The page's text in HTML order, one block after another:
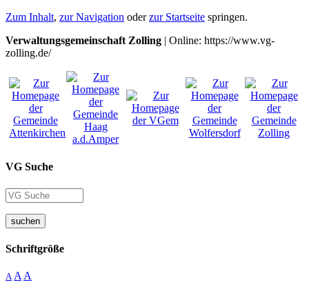
Zum Inhalt, zur Navigation oderzur Startseite springen.
Verwaltungsgemeinschaft Zolling | Online: https://www.vg-
zolling.de/
VG Suche
suchen
Schriftgröße
A A A